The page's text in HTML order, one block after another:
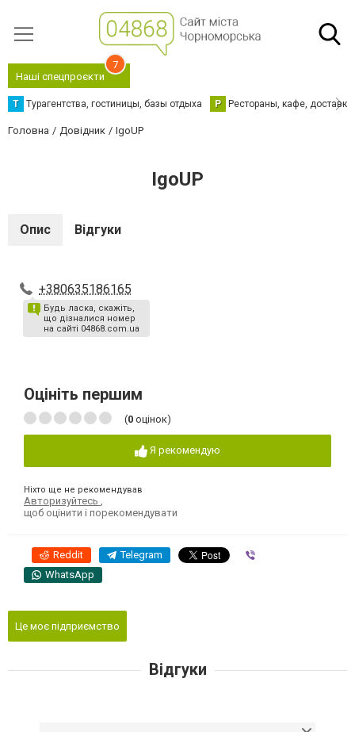
Наші спецпроєкти
7
Т Турагентства, гостиницы, базы отдыха Р Рестораны, кафе,
Головна Довідник IgoUP
IgoUP
Опис Відгуки
+380635186165
Будь ласка, скажіть,
що дізналися номер
на сайті 04868.com.ua
Оцініть першим
(0 оцінок)
Я рекомендую
Ніхто ще не рекомендував
Авторизуйтесь
щоб оцінити і порекомендувати
Reddit Telegram
WhatsApp
Це моє підприємство
Відгуки